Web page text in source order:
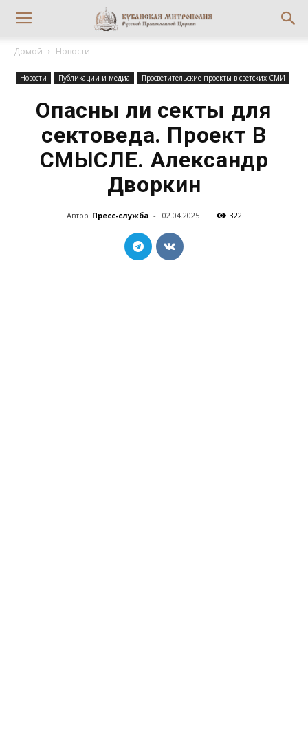
Домой Новости
Новости Публикации и медиа Просветительские проекты в светских СМИ
Опасны ли секты для
сектоведа. Проект В
СМЫСЛЕ. Александр
Дворкин
Автор Пресс-служба - 02.04.2025 322